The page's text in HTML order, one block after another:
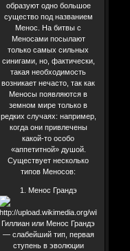
образуют одно большое
существо под названием
Менос. На битвы с
Меносами посылают
только самых сильных
синигами, но, фактически,
такая необходимость
возникает нечасто, так как
Меносы появляются в
земном мире только в
редких случаях: например,
когда они привлечены
какой-то особо
«аппетитной» душой.
Существует несколько
типов Меносов:
1. Менос Грандэ
Гиллиан или Менос Грандэ
— слабейший тип, первая
ступень в эволюции